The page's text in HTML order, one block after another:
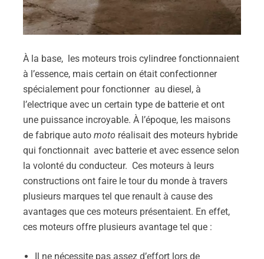
À la base, les moteurs trois cylindree fonctionnaient
à l’essence, mais certain on était confectionner
spécialement pour fonctionner au diesel, à
l’electrique avec un certain type de batterie et ont
une puissance incroyable. À l’époque, les maisons
de fabrique auto moto réalisait des moteurs hybride
qui fonctionnait avec batterie et avec essence selon
la volonté du conducteur. Ces moteurs à leurs
constructions ont faire le tour du monde à travers
plusieurs marques tel que renault à cause des
avantages que ces moteurs présentaient. En effet,
ces moteurs offre plusieurs avantage tel que :
Il ne nécessite pas assez d’effort lors de